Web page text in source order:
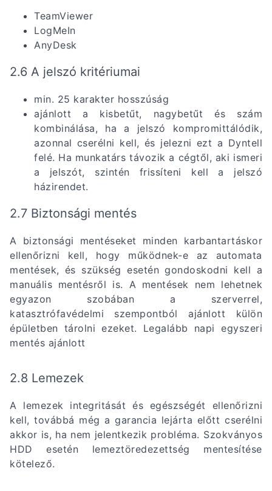
TeamViewer
LogMeIn
AnyDesk
2.6 A jelszó kritériumai
min. 25 karakter hosszúság
ajánlott a kisbetűt, nagybetűt és szám
kombinálása, ha a jelszó kompromittálódik,
azonnal cserélni kell, és jelezni ezt a Dyntell
felé. Ha munkatárs távozik a cégtől, aki ismeri
a jelszót, szintén frissíteni kell a jelszó
házirendet.
2.7 Biztonsági mentés
A biztonsági mentéseket minden karbantartáskor
ellenőrizni kell, hogy működnek-e az automata
mentések, és szükség esetén gondoskodni kell a
manuális mentésről is. A mentések nem lehetnek
egyazon szobában a szerverrel,
katasztrófavédelmi szempontból ajánlott külön
épületben tárolni ezeket. Legalább napi egyszeri
mentés ajánlott
2.8 Lemezek
A lemezek integritását és egészségét ellenőrizni
kell, továbbá még a garancia lejárta előtt cserélni
akkor is, ha nem jelentkezik probléma. Szokványos
HDD esetén lemeztöredezettség mentesítése
kötelező.